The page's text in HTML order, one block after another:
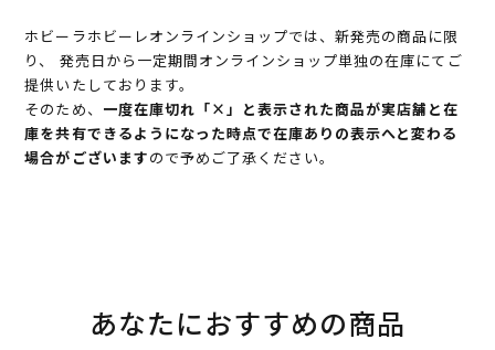
ホビーラホビーレオンラインショップでは、新発売の商品に限
り、 発売日から一定期間オンラインショップ単独の在庫にてご
提供いたしております。
そのため、 一度在庫切れ「×」と表示された商品が実店舗と在
庫を共有できるようになった時点で在庫ありの表示へと変わる
場合がございますので予めご了承ください。
あなたにおすすめの商品